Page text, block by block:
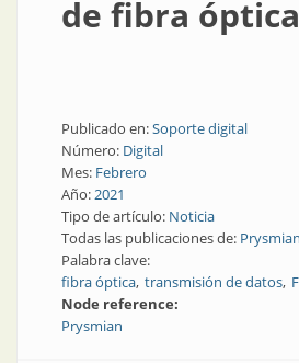
de fibra óptica
Publicado en:Soporte digital
Número: Digital
Mes: Febrero
Año:2021
Tipo de artículo: Noticia
Todas las publicaciones de: Prysmian
Palabra clave:
fibra óptica transmisión de datos
Node reference:
Prysmian